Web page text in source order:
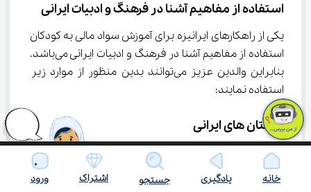
استفاده از مفاهیم آشنا در فرهنگ و ادبیات ایرانی
یکی از راهکارهای ایرانیزه برای آموزش سواد مالی به کودکان
استفاده از مفاهیم آشنا در فرهنگ و ادبیات ایرانی می‌باشد.
بنابراین والدین عزیز می‌توانند بدین منظور از موارد زیر
استفاده نمایند:
داستان های ایرانی
با توجه به این که ادبیات پارسی منبعی بسیار غنی جهت
آموزش به همگان است، والدین می‌توانند از حکایت‌های
قدیمی مانند داستان‌های مثنوی مولوی یا گلستان و
خانه یادگیری جستجو اشتراک ورود